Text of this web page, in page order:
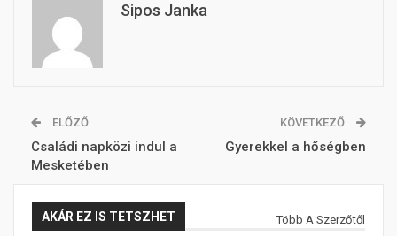
Sipos Janka
ELŐZŐ
Családi napközi indul a
Mesketében
KÖVETKEZŐ
Gyerekkel a hőségben
AKÁR EZ IS TETSZHET Több A Szerzőtől